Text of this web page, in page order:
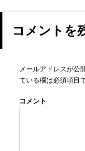
コメントを
メールアドレスが公
ている欄は必須項目
コメント